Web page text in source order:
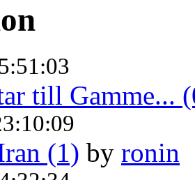
till Gamme...
(1) by ronin